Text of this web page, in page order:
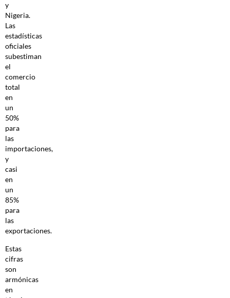
y
Nigeria.
Las
estadísticas
oficiales
subestiman
el
comercio
total
en
un
50%
para
las
importaciones,
y
casi
en
un
85%
para
las
exportaciones.
Estas
cifras
son
armónicas
en